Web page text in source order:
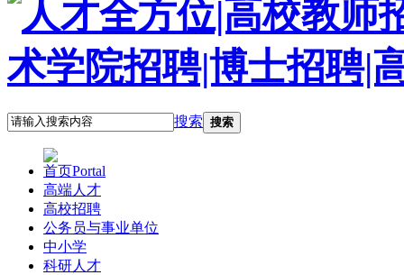
搜索 搜索
首页Portal
高端人才
高校招聘
公务员与事业单位
中小学
科研人才